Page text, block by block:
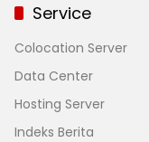
Service
Colocation Server
Data Center
Hosting Server
Indeks Berita